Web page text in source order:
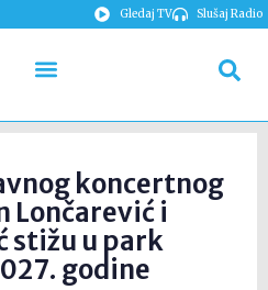
Gledaj TV Slušaj Radio
koncertnog
Lončarević i
stižu u park
godine